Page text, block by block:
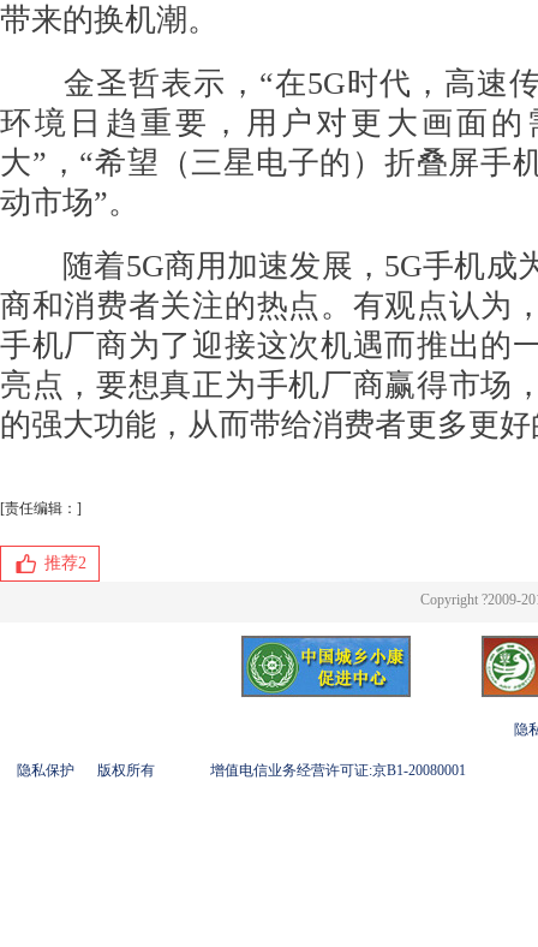
带来的换机潮。
金圣哲表示，“在5G时代，高速
环境日趋重要，用户对更大画面的
大”，“希望（三星电子的）折叠屏手
动市场”。
随着5G商用加速发展，5G手机成
商和消费者关注的热点。有观点认为
手机厂商为了迎接这次机遇而推出的
亮点，要想真正为手机厂商赢得市场
的强大功能，从而带给消费者更多更
[责任编辑：]
推荐2
Copyright ?2009-
隐
隐私保护 版权所有 增值电信业务经营许可证:京B1-20080001